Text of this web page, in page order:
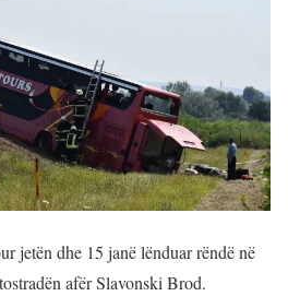
jetën dhe 15 janë lënduar rëndë në
afër Slavonski Brod.